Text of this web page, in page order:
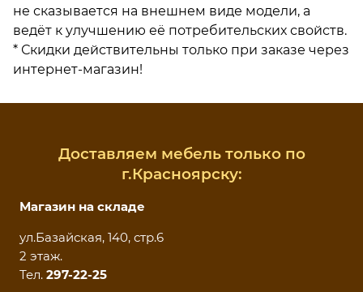
не сказывается на внешнем виде модели, а
ведёт к улучшению её потребительских свойств.
* Скидки действительны только при заказе через
интернет-магазин!
Доставляем мебель только по
г.Красноярску:
Магазин на складе
ул.Базайская, 140, стр.6
2 этаж.
Тел. 297-22-25